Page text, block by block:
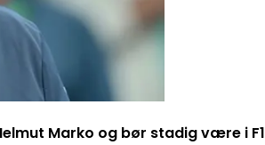
Marko og bør stadig være i F1